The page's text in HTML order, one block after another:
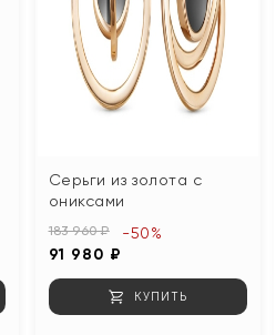
Серьги из золота с
ониксами
183 960 ₽
91 980 ₽
-50%
КУПИТЬ